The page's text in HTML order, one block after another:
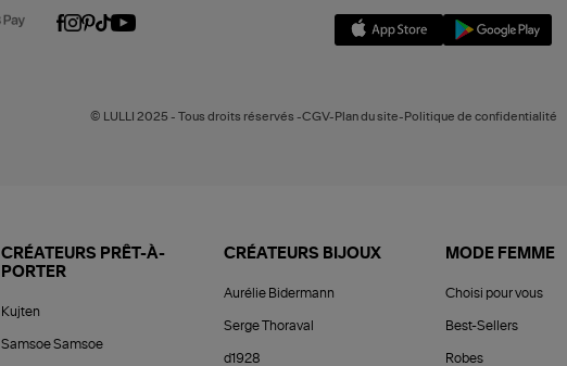
© LULLI 2025 - Tous droits réservés -CGV-Plan du site-Politique de confidentialité
CRÉATEURS PRÊT-À-
PORTER
Kujten
Samsoe Samsoe
CRÉATEURS BIJOUX
Aurélie Bidermann
Serge Thoraval
d1928
MODE FEMME
Choisi pour vous
Best-Sellers
Robes